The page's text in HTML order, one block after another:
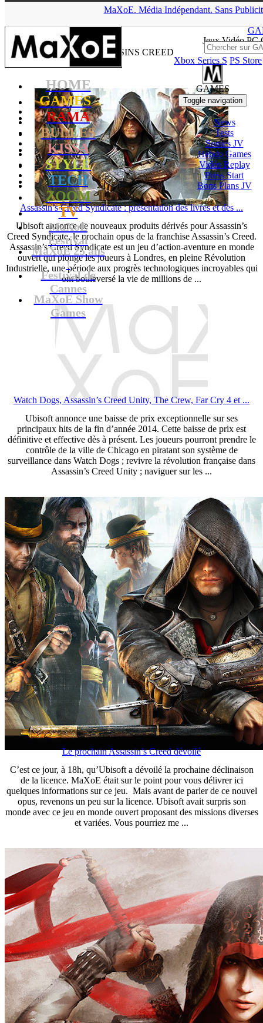
MaXoE. Média Indépendant. Sans Pub
HOME
GAMES
RAMA
BULLES
KISSA
STYLE
TECH
ZOOM
TV
MaXoE
Festival
MaXoE 25 ans
!
Festival de
Cannes
MaXoE Show
Games
JeuxVidéoPC
Xbox Series S PS Store
GAMES
Toggle navigation
News
Tests
SortiesJV
Hebdo Games
Vidéo Replay
Press Start
Bons PlansJV
▲
ASSASSINS CREED
Assassin’s Creed Syndicate : présentation des livres et des ...
Ubisoft annonce de nouveaux produits dérivés pour Assassin’s
Creed Syndicate, le prochain opus de la franchise Assassin’s Creed.
Assassin’s Creed Syndicate est un jeu d’action-aventure en monde
ouvert qui plonge les joueurs à Londres, en pleine Révolution
Industrielle, une période aux progrès technologiques incroyables qui
ont bouleversé la vie de millions de ...
Watch Dogs, Assassin’s Creed Unity, The Crew, Far Cry 4 et ...
Ubisoft annonce une baisse de prix exceptionnelle sur ses
principaux hits de la fin d’année 2014. Cette baisse de prix est
définitive et effective dès à présent. Les joueurs pourront prendre le
contrôle de la ville de Chicago en piratant son système de
surveillance dans Watch Dogs ; revivre la révolution française dans
Assassin’s Creed Unity ; naviguer sur les ...
Le prochain Assassin’s Creed dévoilé
C’est ce jour, à 18h, qu’Ubisoft a dévoilé la prochaine déclinaison
de la licence. MaXoE était sur le point pour vous délivrer ici
quelques informations sur ce jeu. Mais avant de parler de ce nouvel
opus, revenons un peu sur la licence. Ubisoft avait surpris son
monde avec ce jeu en monde ouvert proposant des missions diverses
et variées. Vous pourriez me ...